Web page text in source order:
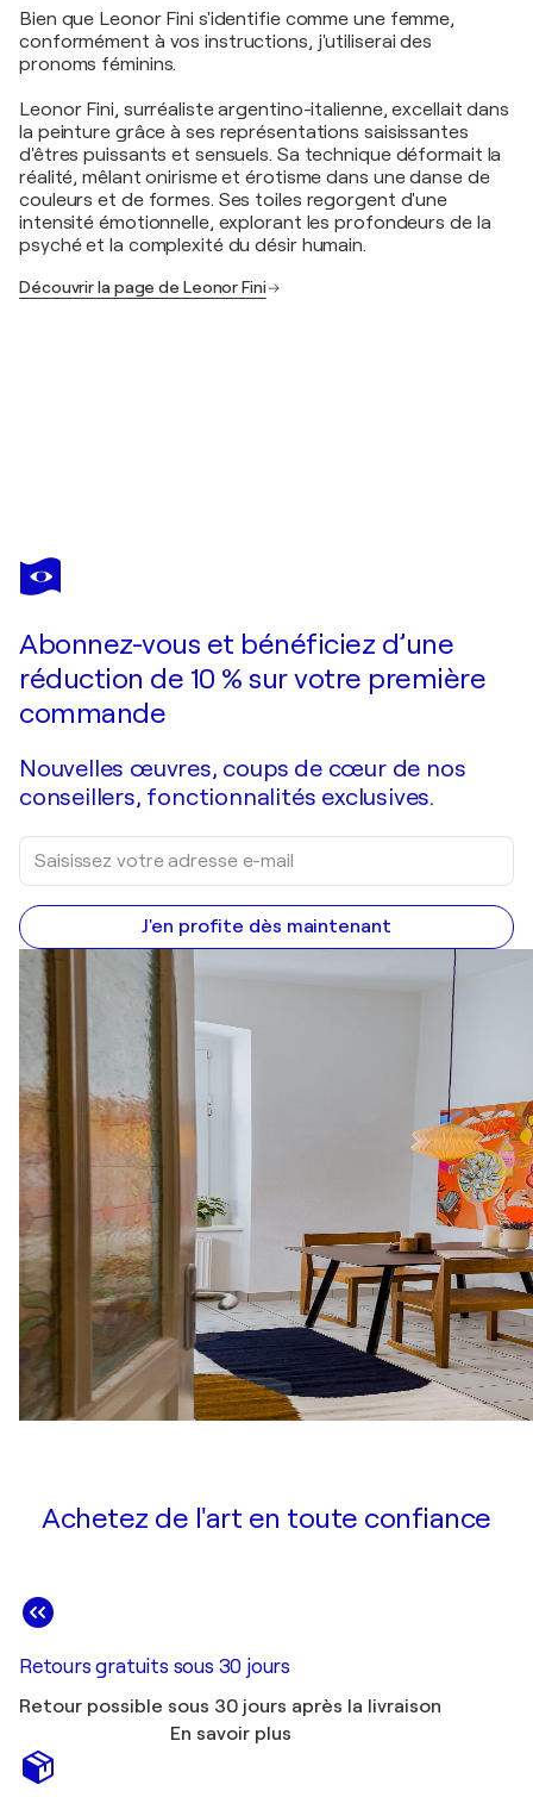
Bien que Leonor Fini s'identifie comme une femme,
conformément à vos instructions, j'utiliserai des
pronoms féminins.
Leonor Fini, surréaliste argentino-italienne, excellait dans
la peinture grâce à ses représentations saisissantes
d'êtres puissants et sensuels. Sa technique déformait la
réalité, mêlant onirisme et érotisme dans une danse de
couleurs et de formes. Ses toiles regorgent d'une
intensité émotionnelle, explorant les profondeurs de la
psyché et la complexité du désir humain.
Découvrir la page de Leonor Fini
LEONOR FINI
Carmilla #3
Abonnez-vous et bénéficiez d’une
réduction de 10 % sur votre première
commande
Nouvelles œuvres, coups de cœur de nos
conseillers, fonctionnalités exclusives.
J'en profite dès maintenant
Achetez de l'art en toute confiance
Retours gratuits sous 30 jours
Retour possible sous 30 jours après la livraison
En savoir plus